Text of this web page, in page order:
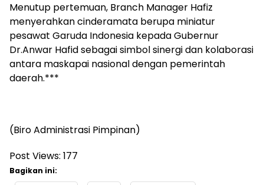
Menutup pertemuan, Branch Manager Hafiz
menyerahkan cinderamata berupa miniatur
pesawat Garuda Indonesia kepada Gubernur
Dr.Anwar Hafid sebagai simbol sinergi dan kolaborasi
antara maskapai nasional dengan pemerintah
daerah.***
(Biro Administrasi Pimpinan)
Post Views: 177
Bagikan ini: